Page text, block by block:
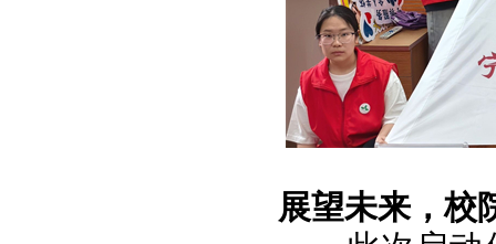
展望未来，校